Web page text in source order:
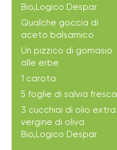
Bio,Logico Despar
Qualche goccia di
aceto balsamico
Un pizzico di gomasio
alle erbe
1 carota
5 foglie di salvia fresca
3 cucchiai di olio extra
vergine di oliva
Bio,Logico Despar